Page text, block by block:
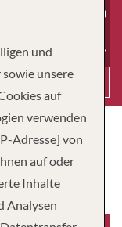
und
sowie unsere
auf
verwenden
Adresse] von
auf oder
Inhalte
Analysen